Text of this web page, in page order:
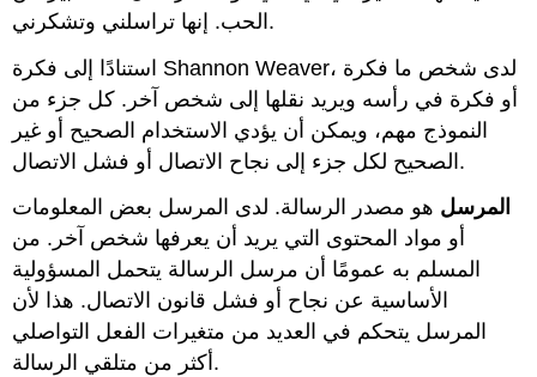
الحب. إنها تراسلني وتشكرني.
استنادًا إلى فكرة Shannon Weaver، لدى شخص ما فكرة
أو فكرة في رأسه ويريد نقلها إلى شخص آخر. كل جزء من
النموذج مهم، ويمكن أن يؤدي الاستخدام الصحيح أو غير
الصحيح لكل جزء إلى نجاح الاتصال أو فشل الاتصال.
المرسل هو مصدر الرسالة. لدى المرسل بعض المعلومات
أو مواد المحتوى التي يريد أن يعرفها شخص آخر. من
المسلم به عمومًا أن مرسل الرسالة يتحمل المسؤولية
الأساسية عن نجاح أو فشل قانون الاتصال. هذا لأن
المرسل يتحكم في العديد من متغيرات الفعل التواصلي
أكثر من متلقي الرسالة.